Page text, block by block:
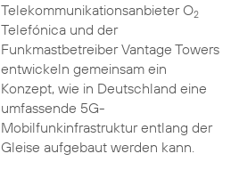
Telekommunikationsanbieter O2
Telefónica und der
Funkmastbetreiber Vantage Towers
entwickeln gemeinsam ein
Konzept, wie in Deutschland eine
umfassende 5G-
Mobilfunkinfrastruktur entlang der
Gleise aufgebaut werden kann.